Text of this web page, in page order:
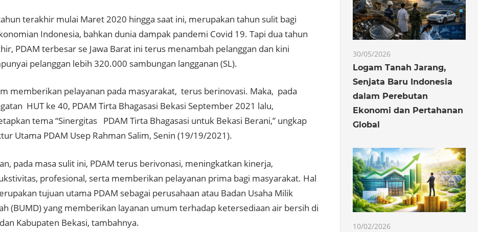
terakhir mulai Maret 2020 hingga saat ini, merupakan tahun sulit bagi
Indonesia, bahkan dunia dampak pandemi Covid 19. Tapi dua tahun
PDAM terbesar se Jawa Barat ini terus menambah pelanggan dan kini
pelanggan lebih 320.000 sambungan langganan (SL).
memberikan pelayanan pada masyarakat, terus berinovasi. Maka, pada
HUT ke 40, PDAM Tirta Bhagasasi Bekasi September 2021 lalu,
tema “Sinergitas PDAM Tirta Bhagasasi untuk Bekasi Berani,” ungkap
Utama PDAM Usep Rahman Salim, Senin (19/19/2021).
pada masa sulit ini, PDAM terus berivonasi, meningkatkan kinerja,
profesional, serta memberikan pelayanan prima bagi masyarakat. Hal
tujuan utama PDAM sebagai perusahaan atau Badan Usaha Milik
(BUMD) yang memberikan layanan umum terhadap ketersediaan air bersih di
Kabupaten Bekasi, tambahnya.
30/05/2026
Logam Tanah Jarang,
Senjata Baru Indonesia
dalam Perebutan
Ekonomi dan Pertahanan
Global
10/02/2026